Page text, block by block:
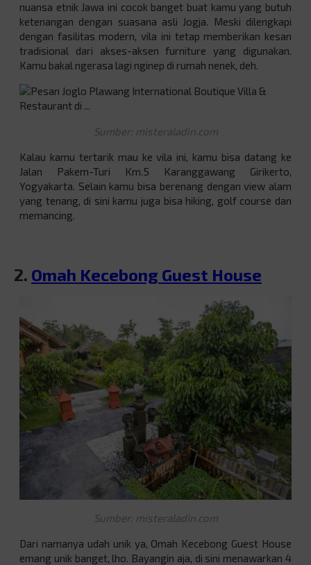
nuansa etnik Jawa ini cocok banget buat kamu yang butuh
ketenangan dengan suasana asli Jogja. Meski dilengkapi
dengan fasilitas modern, vila ini tetap memberikan kesan
tradisional dari akses-aksen furniture yang digunakan.
Kamu bakal ngerasa lagi nginep di rumah nenek, deh.
Sumber: misteraladin.com
Kalau kamu tertarik mau ke vila ini, kamu bisa datang ke
Jalan Pakem-Turi Km.5 Karanggawang Girikerto,
Yogyakarta. Selain kamu bisa berenang dengan view alam
yang tenang, di sini kamu juga bisa hiking, golf course dan
memancing.
2. Omah Kecebong Guest House
Sumber: misteraladin.com
Dari namanya udah unik ya, Omah Kecebong Guest House
emang unik banget, lho. Bayangin aja, di sini menawarkan 4